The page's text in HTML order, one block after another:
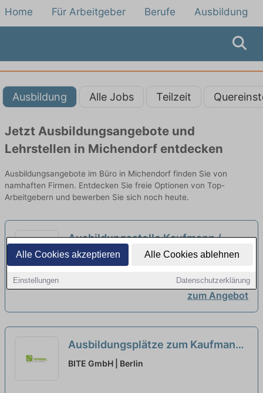
Alle Cookies akzeptieren Alle Cookies ablehnen
Einstellungen Datenschutzerklärung
Home Für Arbeitgeber Berufe Ausbildung
Ausbildung Alle Jobs Teilzeit
Jetzt Ausbildungsangebote und
Lehrstellen in Michendorf entdecken
Ausbildungsangebote im Büro in Michendorf finden Sie von
namhaften Firmen. Entdecken Sie freie Optionen von Top-
Arbeitgebern und bewerben Sie sich noch heute.
Ausbildungsstelle Kaufmann /
Kauffrau für Büromanagement
(m/w/d) am Standort Teublitz
4D Engineering GmbH & Co.KG GmbH | Berlin
zum Angebot
Ausbildungsplätze zum Kaufmann
für Büromanagement (m/w/d) zum
BITE GmbH | Berlin